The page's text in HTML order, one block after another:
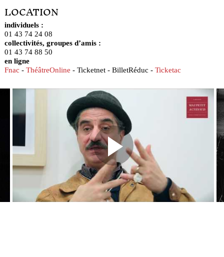
LOCATION
individuels :
01 43 74 24 08
collectivités, groupes d’amis :
01 43 74 88 50
en ligne
Fnac - ThéâtreOnline - Ticketnet - BilletRéduc - Ticketac